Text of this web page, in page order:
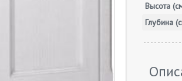
Высота
Глубина